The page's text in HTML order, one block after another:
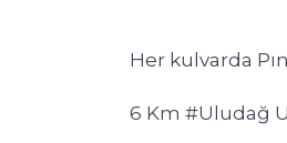
Her kulvarda
6 Km #Uludağ